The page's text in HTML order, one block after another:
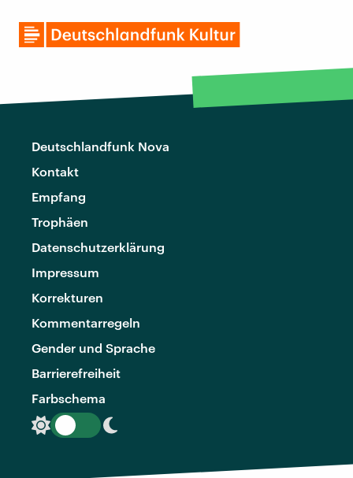
Deutschlandfunk Nova
Kontakt
Empfang
Trophäen
Datenschutzerklärung
Impressum
Korrekturen
Kommentarregeln
Gender und Sprache
Barrierefreiheit
Farbschema